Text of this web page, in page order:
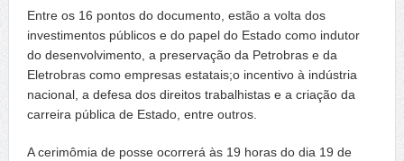
Entre os 16 pontos do documento, estão a volta dos
investimentos públicos e do papel do Estado como indutor
do desenvolvimento, a preservação da Petrobras e da
Eletrobras como empresas estatais;o incentivo à indústria
nacional, a defesa dos direitos trabalhistas e a criação da
carreira pública de Estado, entre outros.
A cerimômia de posse ocorrerá às 19 horas do dia 19 de